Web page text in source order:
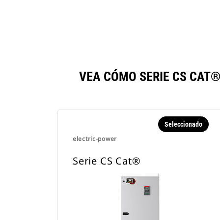
VEA CÓMO SERIE CS
electric-power
Seleccionado
Serie CS Cat®